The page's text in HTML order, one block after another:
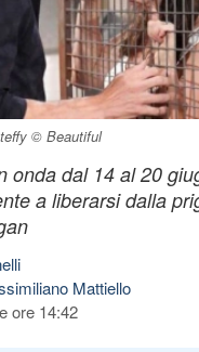
© Beautiful
onda dal 14 al 20
a liberarsi dalla
Mattiello
ore 14:42